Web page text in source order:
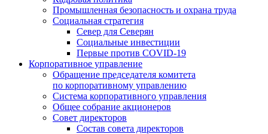
Промышленная безопасность и охрана труда
Социальная стратегия
Север для Северян
Социальные инвестиции
Первые против COVID‑19
Корпоративное управление
Обращение председателя комитета
по корпоративному управлению
Система корпоративного управления
Общее собрание акционеров
Совет директоров
Состав совета директоров